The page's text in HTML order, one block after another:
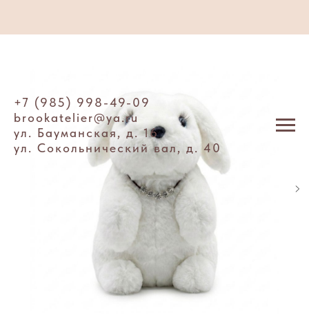
+7 (985) 998-49-09
brookatelier@ya.ru
ул. Бауманская, д. 16
ул. Сокольнический вал, д. 40